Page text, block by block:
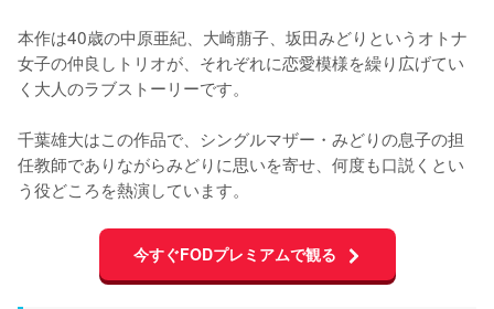
本作は40歳の中原亜紀、大崎萠子、坂田みどりというオトナ
女子の仲良しトリオが、それぞれに恋愛模様を繰り広げてい
く大人のラブストーリーです。
千葉雄大はこの作品で、シングルマザー・みどりの息子の担
任教師でありながらみどりに思いを寄せ、何度も口説くとい
う役どころを熱演しています。
今すぐFODプレミアムで観る